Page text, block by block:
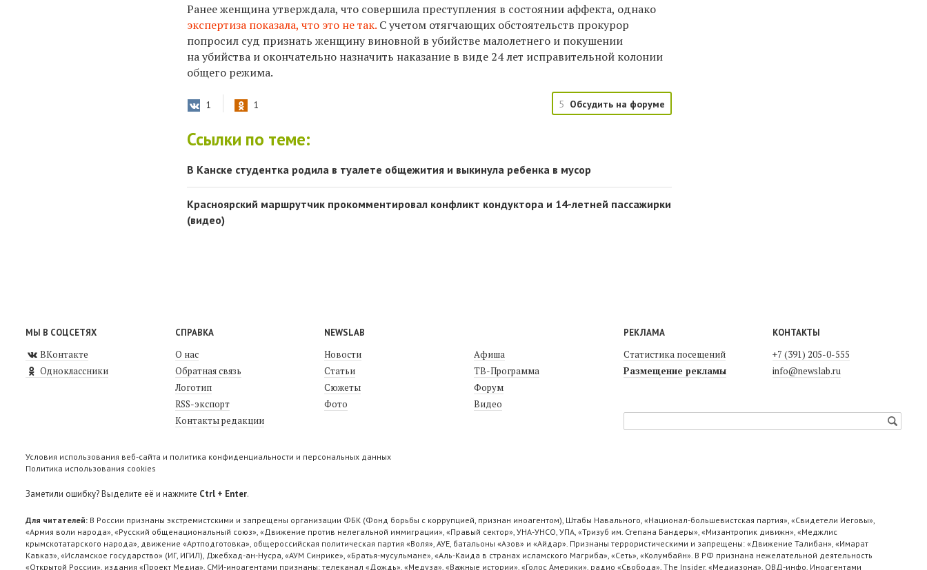
Ранее женщина утверждала, что совершила преступления в состоянии аффекта, однако
экспертиза показала, что это не так. С учетом отягчающих обстоятельств прокурор
попросил суд признать женщину виновной в убийстве малолетнего и покушении
на убийства и окончательно назначить наказание в виде 24 лет исправительной колонии
общего режима.
1 1 5 Обсудить на форуме
Ссылки по теме:
В Канске студентка родила в туалете общежития и выкинула ребенка в мусор
Красноярский маршрутчик прокомментировал конфликт кондуктора и 14-летней пассажирки
(видео)
МЫ В СОЦСЕТЯХ
ВКонтакте
Одноклассники
СПРАВКА
О нас
Обратная связь
Логотип
RSS-экспорт
Контакты редакции
NEWSLAB
Новости
Статьи
Сюжеты
Фото
Афиша
ТВ-Программа
Форум
Видео
РЕКЛАМА
Статистика посещений
Размещение рекламы
КОНТАКТЫ
+7 (391) 205-0-555
info@newslab.ru
Условия использования веб-сайта и политика конфиденциальности и персональных данных
Политика использования cookies
Заметили ошибку? Выделите её и нажмите Ctrl + Enter.
Для читателей: В России признаны экстремистскими и запрещены организации ФБК (Фонд борьбы с коррупцией, признан иноагентом), Штабы Навального, «Национал-большевистская партия», «Свидетели Иеговы»,
«Армия воли народа», «Русский общенациональный союз», «Движение против нелегальной иммиграции», «Правый сектор», УНА-УНСО, УПА, «Тризуб им. Степана Бандеры», «Мизантропик дивижн», «Меджлис
крымскотатарского народа», движение «Артподготовка», общероссийская политическая партия «Воля», АУЕ, батальоны «Азов» и «Айдар». Признаны террористическими и запрещены: «Движение Талибан», «Имарат
Кавказ», «Исламское государство» (ИГ, ИГИЛ), Джебхад-ан-Нусра, «АУМ Синрике», «Братья-мусульмане», «Аль-Каида в странах исламского Магриба», «Сеть», «Колумбайн». В РФ признана нежелательной деятельность
«Открытой России», издания «Проект Медиа». СМИ-иноагентами признаны: телеканал «Дождь», «Медуза», «Важные истории», «Голос Америки», радио «Свобода», The Insider, «Медиазона», ОВД-инфо. Иноагентами